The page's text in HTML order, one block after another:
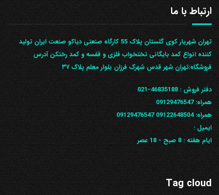
ارتباط با ما
تهران شهریار کوی گلستان پلاک 55 کارگاه صنعتی دیاکو صنعت ایران تولید
کننده انواع کمد بایگانی تختخواب فلزی و قفسه و کمد رختکن آدرس
ف‍روشگاه:تهران شهر قدس شهرک فرزان بلوار معلم پلاک ۳۷
دفتر فروش :46835188-021
همراه:09129476547
همراه: 09122648504
09129476547
ایمیل :
ایام هفته :8 صبح - 18 عصر
Tag cloud